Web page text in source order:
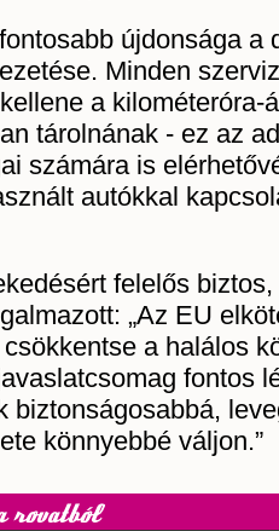
újdonsága a
Minden
a kilométeróra-
tárolnának - ez az
számára is
autókkal
felelős
„Az EU
a halálos
fontos
biztonságosabbá,
könnyebbé váljon.”
rovatból